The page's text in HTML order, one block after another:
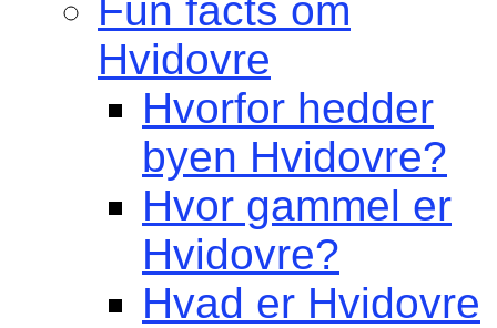
Fun facts om
Hvidovre
Hvorfor hedder
byen Hvidovre?
Hvor gammel er
Hvidovre?
Hvad er Hvidovre